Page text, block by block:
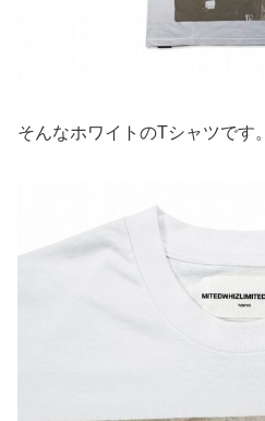
そんなホワイトのTシャツです。